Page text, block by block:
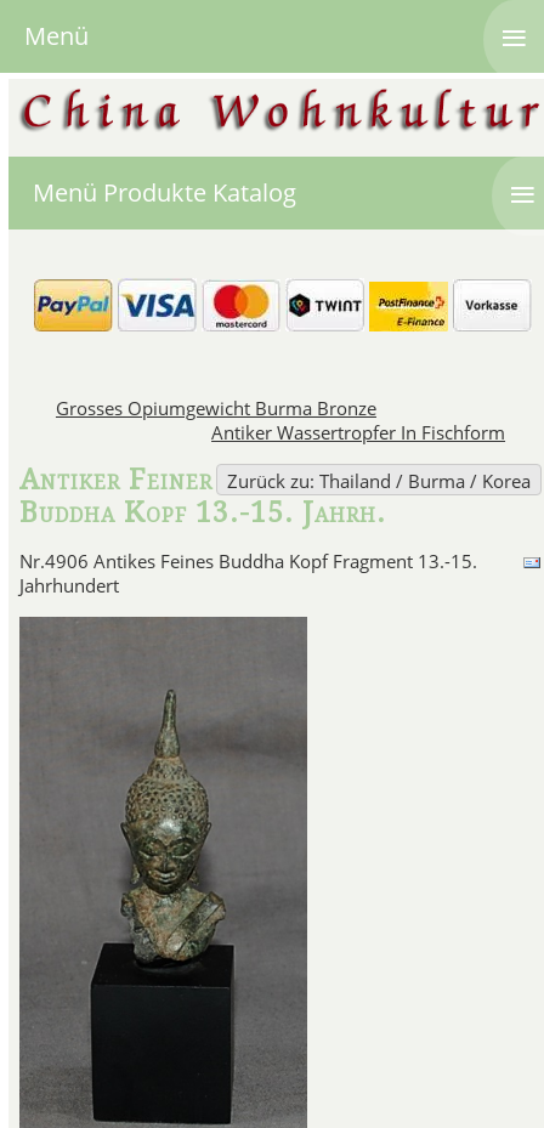
Menü Produkte Katalog ≡
Grosses Opiumgewicht Burma Bronze
Antiker Wassertropfer In Fischform
Zurück zu: Thailand / Burma / Korea
Antiker Feiner
Buddha Kopf 13.-15. Jahrh.
Nr.4906 Antikes Feines Buddha Kopf Fragment 13.-15.
Jahrhundert
Menü ≡